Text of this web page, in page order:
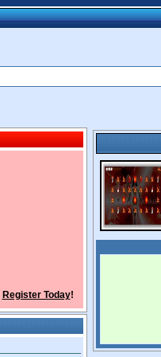
Register Today!